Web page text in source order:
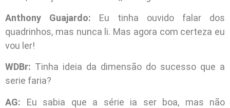
Anthony Guajardo: Eu tinha ouvido falar dos
quadrinhos, mas nunca li. Mas agora com certeza eu
vou ler!
WDBr: Tinha ideia da dimensão do sucesso que a
serie faria?
AG: Eu sabia que a série ia ser boa, mas não